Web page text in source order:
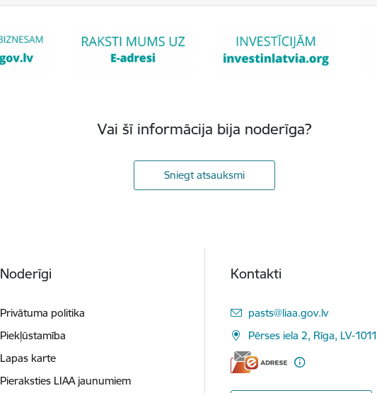
Vai šī informācija bija noderīga?
Sniegt atsauksmi
Noderīgi
Privātuma politika
Piekļūstamība
Lapas karte
Pieraksties LIAA jaunumiem
Kontakti
E-pasts:
pasts@liaa.gov.lv
Pērses iela 2, Rīga, LV-1011